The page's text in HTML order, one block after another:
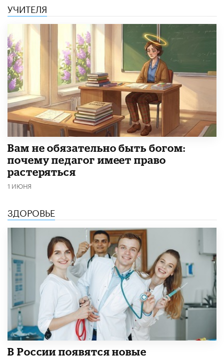
УЧИТЕЛЯ
​Вам не обязательно быть богом:
почему педагог имеет право
растеряться
1 ИЮНЯ
ЗДОРОВЬЕ
В России появятся новые